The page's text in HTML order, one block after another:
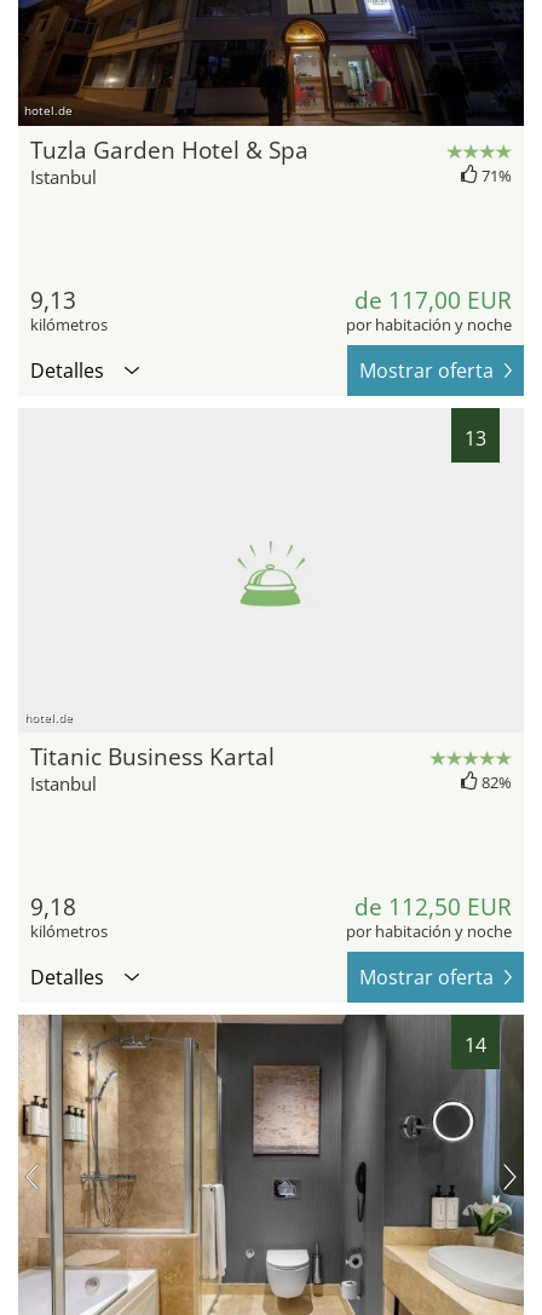
hotel.de
Tuzla Garden Hotel & Spa
Istanbul 71%
9,13
kilómetros
de 117,00 EUR
por habitación y noche
Detalles Mostrar oferta
13
hotel.de
Titanic Business Kartal
Istanbul 82%
9,18
kilómetros
de 112,50 EUR
por habitación y noche
Detalles Mostrar oferta
14